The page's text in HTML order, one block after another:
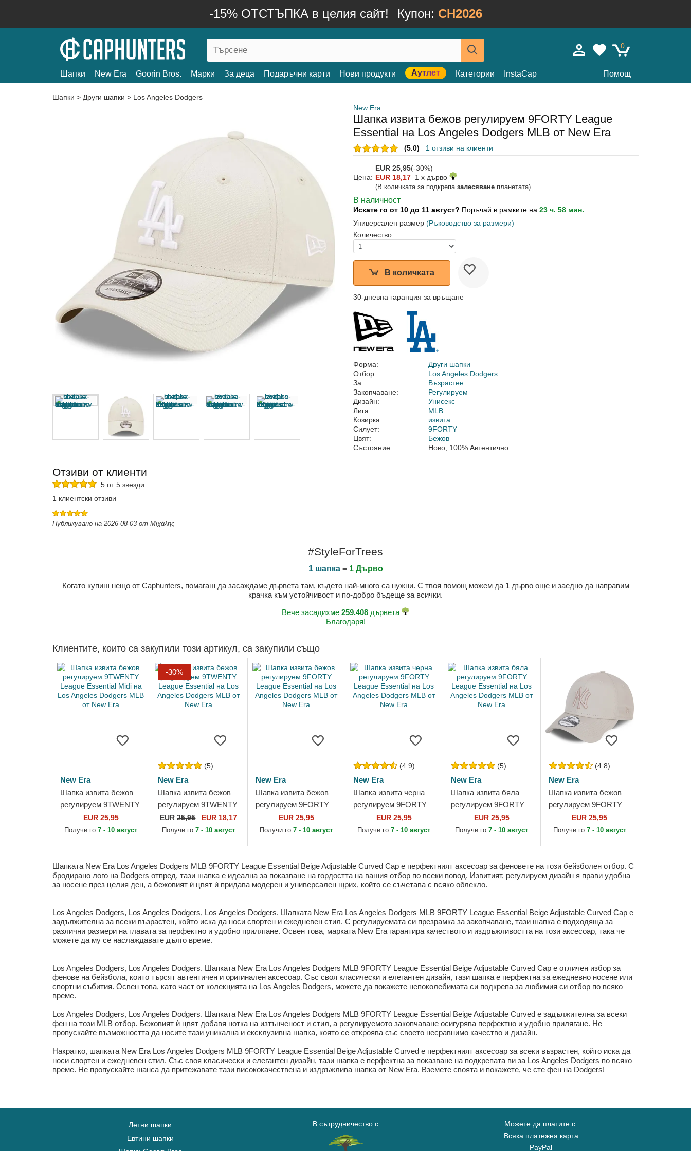
-15% ОТСТЪПКА в целия сайт! Купон: CH2026
0
Шапки New Era Goorin Bros. Марки За деца Подаръчни карти Нови продукти Аутлет Категории InstaCap Помощ
Шапки > Други шапки > Los Angeles Dodgers
New Era
Шапка извита бежов регулируем 9FORTY League
Essential на Los Angeles Dodgers MLB от New Era
(5.0) 1 отзиви на клиенти
EUR 25,95(-30%)
Цена: EUR 18,17 1 x дърво
(В количката за подкрепа залесяване планетата)
В наличност
Искате го от 10 до 11 август? Поръчай в рамките на 23 ч. 58 мин.
Универсален размер (Ръководство за размери)
Количество
В количката
30-дневна гаранция за връщане
Форма:
Други шапки
Отбор:
Los Angeles Dodgers
За:
Възрастен
Закопчаване:
Регулируем
Дизайн:
Унисекс
Лига:
MLB
Козирка:
извита
Силует:
9FORTY
Цвят:
Бежов
Състояние:
Ново; 100% Автентично
Отзиви от клиенти
5 от 5 звезди
1 клиентски отзиви
Публикувано на 2026-08-03 от Μιχάλης
#StyleForTrees
1 шапка= 1 Дърво
Когато купиш нещо от Caphunters, помагаш да засаждаме дървета там, където най-много са нужни. С твоя помощ можем да 1 дърво още и заедно да направим
крачка към устойчивост и по-добро бъдеще за всички.
Вече засадихме 259.408 дървета
Благодаря!
Клиентите, които са закупили този артикул, са закупили също
New Era
Шапка извита бежов
регулируем 9TWENTY
League Essential Midi
на Los Angeles
EUR 25,95
Получи го7 - 10 август
-30%
(5)
New Era
Шапка извита бежов
регулируем 9TWENTY
League Essential на
Los Angeles Dodgers
EUR25,95 EUR 18,17
Получи го7 - 10 август
New Era
Шапка извита бежов
регулируем 9FORTY
League Essential на
Los Angeles Dodgers
EUR 25,95
Получи го7 - 10 август
(4.9)
New Era
Шапка извита черна
регулируем 9FORTY
League Essential на
Los Angeles Dodgers
EUR 25,95
Получи го7 - 10 август
(5)
New Era
Шапка извита бяла
регулируем 9FORTY
League Essential на
Los Angeles Dodgers
EUR 25,95
Получи го7 - 10 август
(4.8)
New Era
Шапка извита бежов
регулируем 9FORTY
League Essential Poly
на New York Yankees
EUR 25,95
Получи го 7 - 10 август
Шапката New Era Los Angeles Dodgers MLB 9FORTY League Essential Beige Adjustable Curved Cap е перфектният аксесоар за феновете на този бейзболен отбор. С
бродирано лого на Dodgers отпред, тази шапка е идеална за показване на гордостта на вашия отбор по всеки повод. Извитият, регулируем дизайн я прави удобна
за носене през целия ден, а бежовият ѝ цвят ѝ придава модерен и универсален щрих, който се съчетава с всяко облекло.
Los Angeles Dodgers, Los Angeles Dodgers, Los Angeles Dodgers. Шапката New Era Los Angeles Dodgers MLB 9FORTY League Essential Beige Adjustable Curved Cap е
задължителна за всеки възрастен, който иска да носи спортен и ежедневен стил. С регулируемата си презрамка за закопчаване, тази шапка е подходяща за
различни размери на главата за перфектно и удобно прилягане. Освен това, марката New Era гарантира качеството и издръжливостта на този аксесоар, така че
можете да му се наслаждавате дълго време.
Los Angeles Dodgers, Los Angeles Dodgers. Шапката New Era Los Angeles Dodgers MLB 9FORTY League Essential Beige Adjustable Curved Cap е отличен избор за
фенове на бейзбола, които търсят автентичен и оригинален аксесоар. Със своя класически и елегантен дизайн, тази шапка е перфектна за ежедневно носене или
спортни събития. Освен това, като част от колекцията на Los Angeles Dodgers, можете да покажете непоколебимата си подкрепа за любимия си отбор по всяко
време.
Los Angeles Dodgers, Los Angeles Dodgers. Шапката New Era Los Angeles Dodgers MLB 9FORTY League Essential Beige Adjustable Curved е задължителна за всеки
фен на този MLB отбор. Бежовият ѝ цвят добавя нотка на изтънченост и стил, а регулируемото закопчаване осигурява перфектно и удобно прилягане. Не
пропускайте възможността да носите тази уникална и ексклузивна шапка, която се откроява със своето несравнимо качество и дизайн.
Накратко, шапката New Era Los Angeles Dodgers MLB 9FORTY League Essential Beige Adjustable Curved е перфектният аксесоар за всеки възрастен, който иска да
носи спортен и ежедневен стил. Със своя класически и елегантен дизайн, тази шапка е перфектна за показване на подкрепата ви за Los Angeles Dodgers по всяко
време. Не пропускайте шанса да притежавате тази висококачествена и издръжлива шапка от New Era. Вземете своята и покажете, че сте фен на Dodgers!
Летни шапки
Евтини шапки
В сътрудничество с
Можете да платите с:
Всяка платежна карта
PayPal